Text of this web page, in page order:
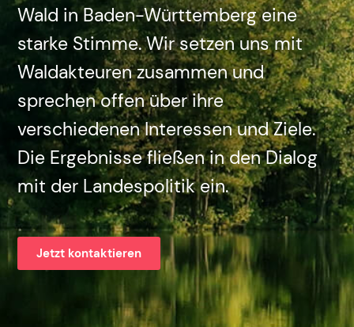
Wald in Baden-Württemberg eine
starke Stimme. Wir setzen uns mit
Waldakteuren zusammen und
sprechen offen über ihre
verschiedenen Interessen und Ziele.
Die Ergebnisse fließen in den Dialog
mit der Landespolitik ein.
Jetzt kontaktieren